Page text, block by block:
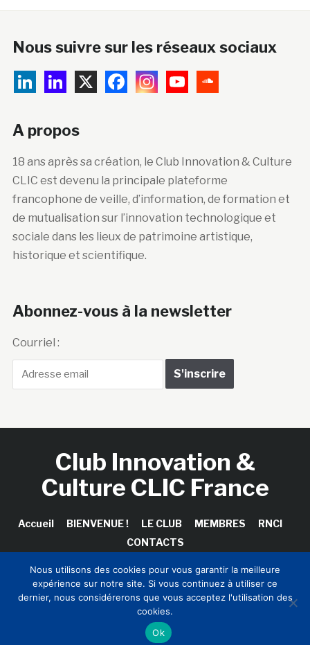
Nous suivre sur les réseaux sociaux
A propos
18 ans après sa création, le Club Innovation & Culture
CLIC est devenu la principale plateforme
francophone de veille, d’information, de formation et
de mutualisation sur l’innovation technologique et
sociale dans les lieux de patrimoine artistique,
historique et scientifique.
Abonnez-vous à la newsletter
Courriel :
Club Innovation &
Culture CLIC France
Accueil BIENVENUE ! LE CLUB MEMBRES
RNCI
CONTACTS
Copyright © 2026 Club Innovation & Culture CLIC France /
Sinapses Conseils
Nous utilisons des cookies pour vous garantir la meilleure
expérience sur notre site. Si vous continuez à utiliser ce
dernier, nous considérerons que vous acceptez l'utilisation des
cookies.
Ok